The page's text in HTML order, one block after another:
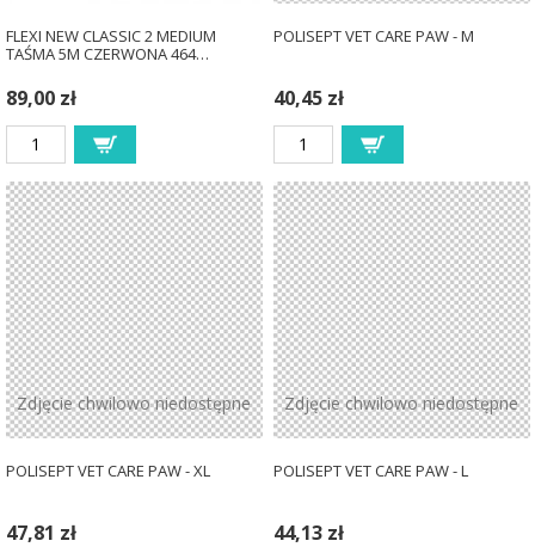
FLEXI NEW CLASSIC 2 MEDIUM
TAŚMA 5M CZERWONA 464…
89,00 zł
POLISEPT VET CARE PAW - M
40,45 zł
Zdjęcie chwilowo niedostępne
POLISEPT VET CARE PAW - XL
47,81 zł
Zdjęcie chwilowo niedostępne
POLISEPT VET CARE PAW - L
44,13 zł